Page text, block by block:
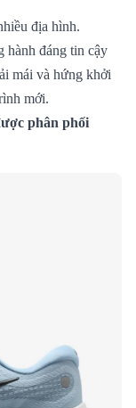
địa hình.
hành đáng tin cậy
mái và hứng khởi
mới.
phân phối